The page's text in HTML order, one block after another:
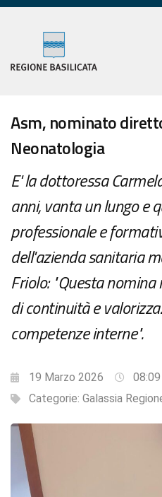
Asm, nominato
Neonatologia
E' la dottoressa
anni, vanta un lungo e
professionale e
dell'azienda sanitaria
Friolo: "Questa
di continuità e
competenze interne".
19 Marzo 2026
08:09
Categorie: Galassia